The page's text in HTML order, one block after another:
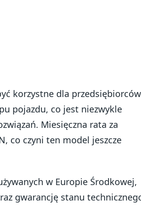
korzystne dla
pojazdu, co jest niezwykle
Miesięczna rata za
co czyni ten model jeszcze
w Europie Środkowej,
gwarancję stanu